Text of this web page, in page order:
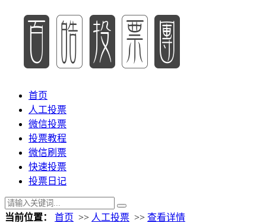
首页
人工投票
微信投票
投票教程
微信刷票
快速投票
投票日记
当前位置： 首页 >> 人工投票 >> 查看详情